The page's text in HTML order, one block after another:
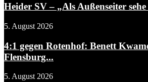
Heider SV – „Als Außenseiter
5. August 2026
4:1 gegen Rotenhof: Benett
Flensburg...
5. August 2026